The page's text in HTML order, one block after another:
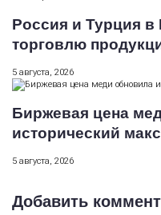
Россия и Турция в
торговлю
5 августа, 2026
Биржевая цена
исторический
5 августа, 2026
Добавить